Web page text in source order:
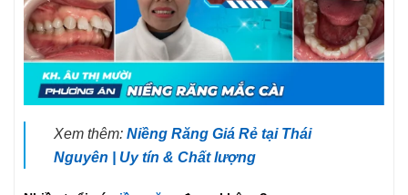
Xem thêm: Niềng Răng Giá Rẻ tại Thái
Nguyên | Uy tín & Chất lượng